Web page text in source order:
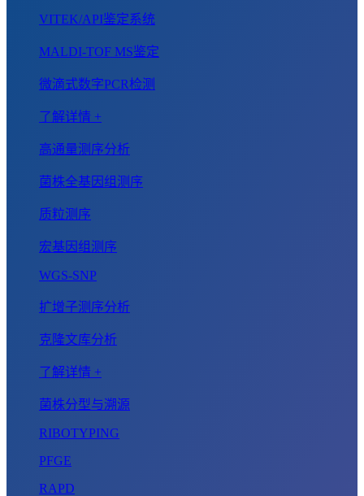
VITEK/API鉴定系统
MALDI-TOF MS鉴定
微滴式数字PCR检测
了解详情 +
高通量测序分析
菌株全基因组测序
质粒测序
宏基因组测序
WGS-SNP
扩增子测序分析
克隆文库分析
了解详情 +
菌株分型与溯源
RIBOTYPING
PFGE
RAPD